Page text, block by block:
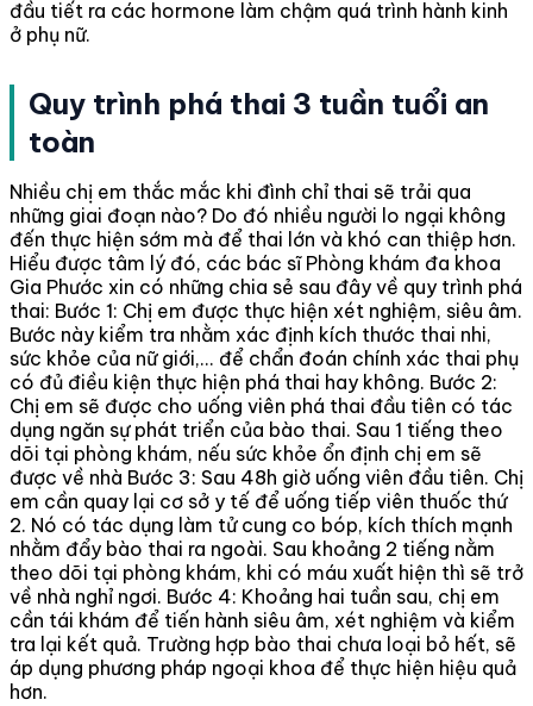
đầu tiết ra các hormone làm chậm quá trình hành kinh
ở phụ nữ.
Quy trình phá thai 3 tuần tuổi an
toàn
Nhiều chị em thắc mắc khi đình chỉ thai sẽ trải qua
những giai đoạn nào? Do đó nhiều người lo ngại không
đến thực hiện sớm mà để thai lớn và khó can thiệp hơn.
Hiểu được tâm lý đó, các bác sĩ Phòng khám đa khoa
Gia Phước xin có những chia sẻ sau đây về quy trình phá
thai: Bước 1: Chị em được thực hiện xét nghiệm, siêu âm.
Bước này kiểm tra nhằm xác định kích thước thai nhi,
sức khỏe của nữ giới,... để chẩn đoán chính xác thai phụ
có đủ điều kiện thực hiện phá thai hay không. Bước 2:
Chị em sẽ được cho uống viên phá thai đầu tiên có tác
dụng ngăn sự phát triển của bào thai. Sau 1 tiếng theo
dõi tại phòng khám, nếu sức khỏe ổn định chị em sẽ
được về nhà Bước 3: Sau 48h giờ uống viên đầu tiên. Chị
em cần quay lại cơ sở y tế để uống tiếp viên thuốc thứ
2. Nó có tác dụng làm tử cung co bóp, kích thích mạnh
nhằm đẩy bào thai ra ngoài. Sau khoảng 2 tiếng nằm
theo dõi tại phòng khám, khi có máu xuất hiện thì sẽ trở
về nhà nghỉ ngơi. Bước 4: Khoảng hai tuần sau, chị em
cần tái khám để tiến hành siêu âm, xét nghiệm và kiểm
tra lại kết quả. Trường hợp bào thai chưa loại bỏ hết, sẽ
áp dụng phương pháp ngoại khoa để thực hiện hiệu quả
hơn.